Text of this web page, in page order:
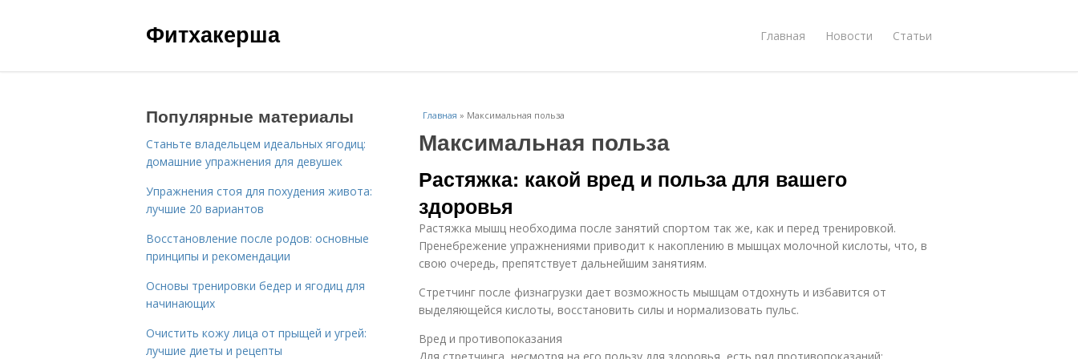
Фитхакерша Главная Новости Статьи
Главная » Максимальная польза
Максимальная польза
Растяжка: какой вред и польза для вашего
здоровья
Растяжка мышц необходима после занятий спортом так же, как и перед тренировкой.
Пренебрежение упражнениями приводит к накоплению в мышцах молочной кислоты, что, в
свою очередь, препятствует дальнейшим занятиям.
Стретчинг после физнагрузки дает возможность мышцам отдохнуть и избавится от
выделяющейся кислоты, восстановить силы и нормализовать пульс.
Вред и противопоказания
Популярные материалы
Станьте владельцем идеальных ягодиц:
домашние упражнения для девушек
Упражнения стоя для похудения живота:
лучшие 20 вариантов
Восстановление после родов: основные
принципы и рекомендации
Основы тренировки бедер и ягодиц для
начинающих
Очистить кожу лица от прыщей и угрей:
лучшие диеты и рецепты